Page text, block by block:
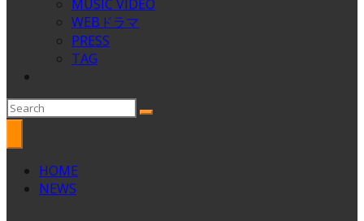
MUSIC VIDEO
WEBドラマ
PRESS
TAG
HOME
NEWS